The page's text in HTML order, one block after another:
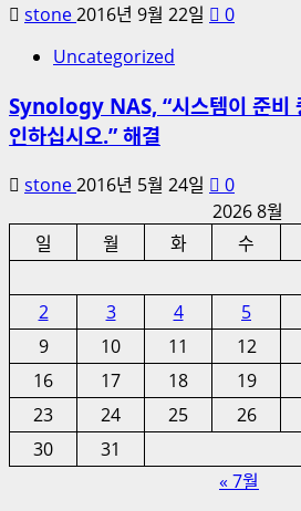
stone2016년 9월 22일
0
Uncategorized
Synology NAS, “시스템이 준비
인하십시오.” 해결
stone2016년 5월 24일
0
2026 8월
일
월 화 수
2
3 4 5
9
10 11 12
16
17 18 19
23
24 25 26
30
31
« 7월